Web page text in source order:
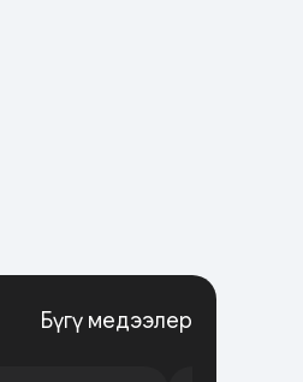
Бүгү медээлер